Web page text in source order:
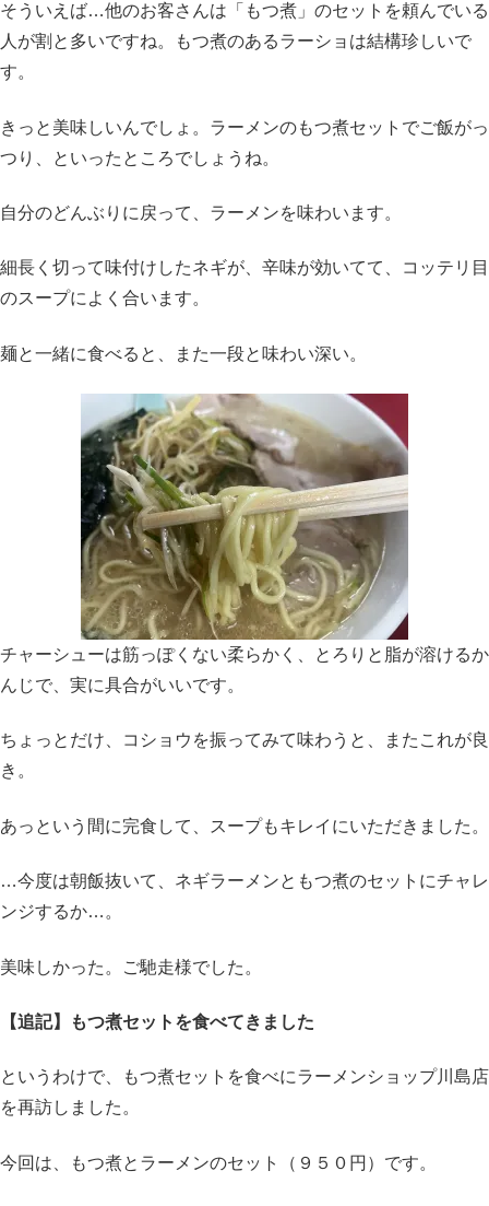
そういえば…他のお客さんは「もつ煮」のセットを頼んでいる
人が割と多いですね。もつ煮のあるラーショは結構珍しいで
す。
きっと美味しいんでしょ。ラーメンのもつ煮セットでご飯がっ
つり、といったところでしょうね。
自分のどんぶりに戻って、ラーメンを味わいます。
細長く切って味付けしたネギが、辛味が効いてて、コッテリ目
のスープによく合います。
麺と一緒に食べると、また一段と味わい深い。
チャーシューは筋っぽくない柔らかく、とろりと脂が溶けるか
んじで、実に具合がいいです。
ちょっとだけ、コショウを振ってみて味わうと、またこれが良
き。
あっという間に完食して、スープもキレイにいただきました。
…今度は朝飯抜いて、ネギラーメンともつ煮のセットにチャレ
ンジするか…。
美味しかった。ご馳走様でした。
【追記】もつ煮セットを食べてきました
というわけで、もつ煮セットを食べにラーメンショップ川島店
を再訪しました。
今回は、もつ煮とラーメンのセット（９５０円）です。